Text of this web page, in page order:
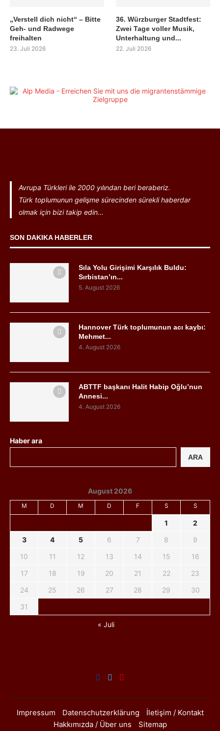
„Verstell dich nicht“ – Bitte
Geh- und Radwege
freihalten
23. Juli 2026
36. Würzburger Stadtfest:
Zwei Tage voller Musik,
Unterhaltung und...
22. Juli 2026
Avrupa Türkleri ile 2000 yılından beri beraberiz.
Türk toplumunun gelişme sürecinden sürekli haberdar
olmak için bizi takip edin...
SON DAKIKA HABERLER
Sıla Yolu Girişimi Karşılık Buldu:
Sırbistan’ın...
5. August 2026
Hannover Türk toplumunun acı kaybı:
Mehmet...
4. August 2026
ABTTF başkanı Halit Habip Oğlu’nun
Annesi...
4. August 2026
Haber ara
ARA
August 2026
M D M D F S S
1
2
3
4 5 6 7 8
9
10
11 12 13 14 15
16
17
18 19 20 21 22
23
24
25 26 27 28 29
30
31
« Juli
Impressum Datenschutzerklärung
İletişim / Kontakt
Hakkımızda / Über uns
Sitemap